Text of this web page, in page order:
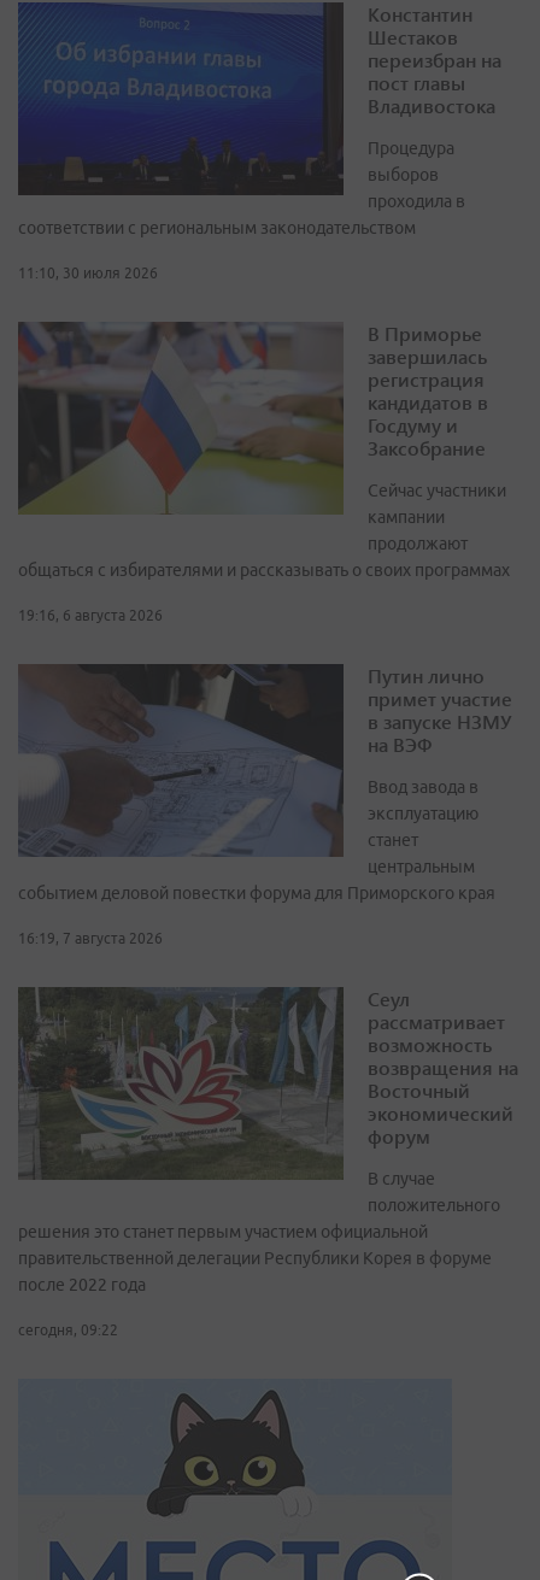
Константин
Шестаков
переизбран на
пост главы
Владивостока
Процедура
выборов
проходила в
соответствии с региональным законодательством
11:10, 30 июля 2026
В Приморье
завершилась
регистрация
кандидатов в
Госдуму и
Заксобрание
Сейчас участники
кампании
продолжают
общаться с избирателями и рассказывать о своих программах
19:16, 6 августа 2026
Путин лично
примет участие
в запуске НЗМУ
на ВЭФ
Ввод завода в
эксплуатацию
станет
центральным
событием деловой повестки форума для Приморского края
16:19, 7 августа 2026
Сеул
рассматривает
возможность
возвращения на
Восточный
экономический
форум
В случае
положительного
решения это станет первым участием официальной
правительственной делегации Республики Корея в форуме
после 2022 года
сегодня, 09:22